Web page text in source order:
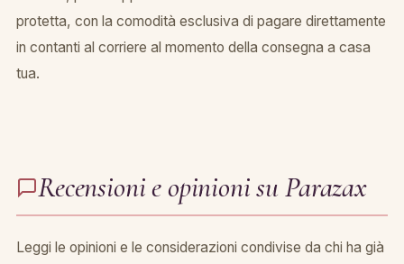
protetta, con la comodità esclusiva di pagare direttamente
in contanti al corriere al momento della consegna a casa
tua.
Recensioni e opinioni su Parazax
Leggi le opinioni e le considerazioni condivise da chi ha già